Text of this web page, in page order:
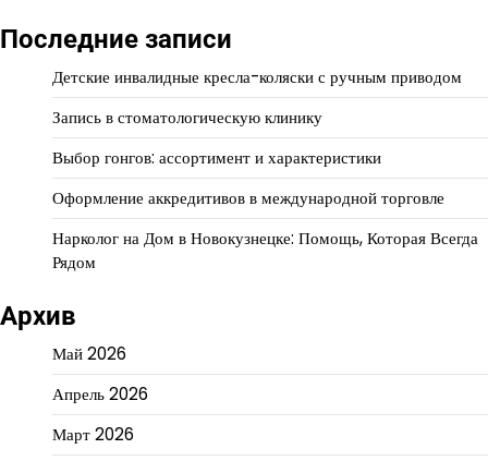
Последние записи
Детские инвалидные кресла-коляски с ручным приводом
Запись в стоматологическую клинику
Выбор гонгов: ассортимент и характеристики
Оформление аккредитивов в международной торговле
Нарколог на Дом в Новокузнецке: Помощь, Которая Всегда
Рядом
Архив
Май 2026
Апрель 2026
Март 2026